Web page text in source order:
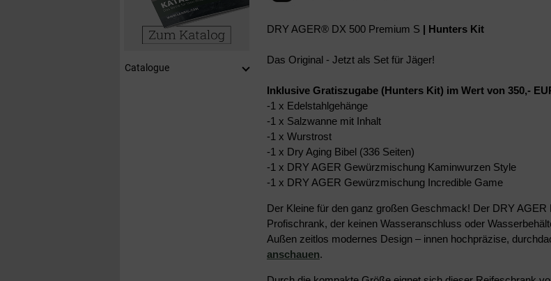
Catalogue
DRY AGER® DX 500 Premium S | Hunters Kit
Das Original - Jetzt als Set für Jäger!
Inklusive Gratiszugabe (Hunters Kit) im Wert von 350,-
-1 x Edelstahlgehänge
-1 x Salzwanne mit Inhalt
-1 x Wurstrost
-1 x Dry Aging Bibel (336 Seiten)
-1 x DRY AGER Gewürzmischung Kaminwurzen Style
-1 x DRY AGER Gewürzmischung Incredible Game
Der Kleine für den ganz großen Geschmack! Der DRY
Profischrank, der keinen Wasseranschluss oder
Außen zeitlos modernes Design – innen hochpräzise,
anschauen.